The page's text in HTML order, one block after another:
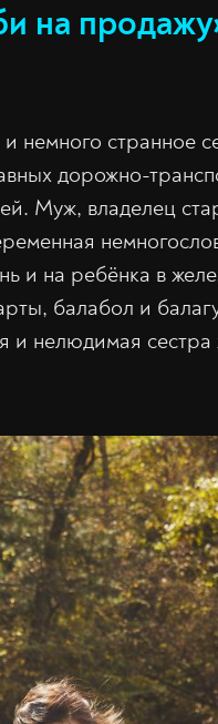
на
немного странное
дорожно-
Муж, владелец
и на ребёнка в
балабол и
и нелюдимая